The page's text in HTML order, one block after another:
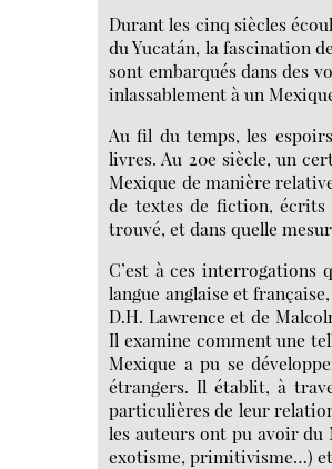
Durant les cinq siècles
du Yucatán, la fascination
sont embarqués dans des
inlassablement à un
Au fil du temps, les
livres. Au 20e siècle, un
Mexique de manière
de textes de fiction,
trouvé, et dans quelle
C’est à ces
langue anglaise et
D.H. Lawrence et de
Il examine comment une
Mexique a pu se
étrangers. Il établit, à
particulières de leur
les auteurs ont pu avoir du
exotisme, primitivisme…)